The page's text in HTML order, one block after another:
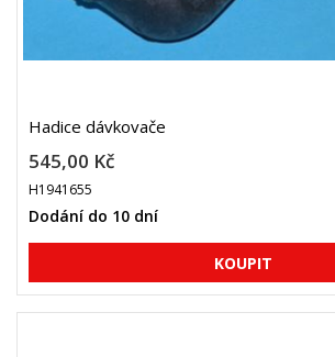
Hadice dávkovače
545,00 Kč
H1941655
Dodání do 10 dní